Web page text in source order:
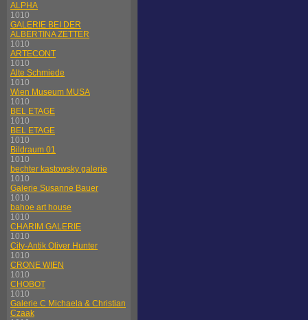
ALPHA
1010
GALERIE BEI DER
ALBERTINA ZETTER
1010
ARTECONT
1010
Alte Schmiede
1010
Wien Museum MUSA
1010
BEL ETAGE
1010
BEL ETAGE
1010
Bildraum 01
1010
bechter kastowsky galerie
1010
Galerie Susanne Bauer
1010
bahoe art house
1010
CHARIM GALERIE
1010
City-Antik Oliver Hunter
1010
CRONE WIEN
1010
CHOBOT
1010
Galerie C Michaela & Christian
Czaak